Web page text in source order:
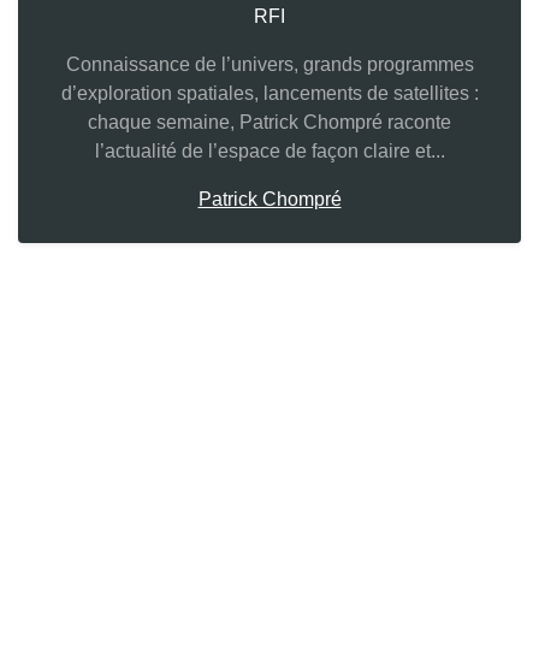
RFI
Connaissance de l’univers, grands programmes
d’exploration spatiales, lancements de satellites :
chaque semaine, Patrick Chompré raconte
l’actualité de l’espace de façon claire et...
Patrick Chompré